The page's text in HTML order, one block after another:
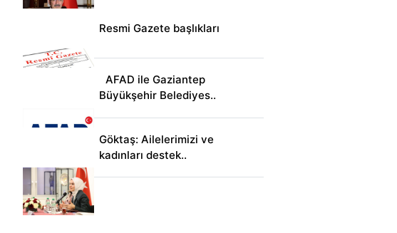
Resmi Gazete başlıkları
AFAD ile Gaziantep
Büyükşehir Belediyes..
Göktaş: Ailelerimizi ve
kadınları destek..